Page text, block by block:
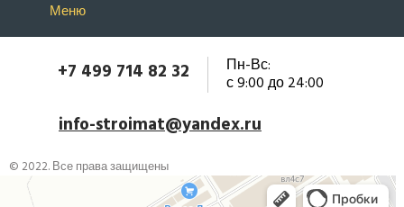
Меню
+7 499 714 82 32 Пн-Вс:
с 9:00 до 24:00
info-stroimat@yandex.ru
© 2022. Все права защищены